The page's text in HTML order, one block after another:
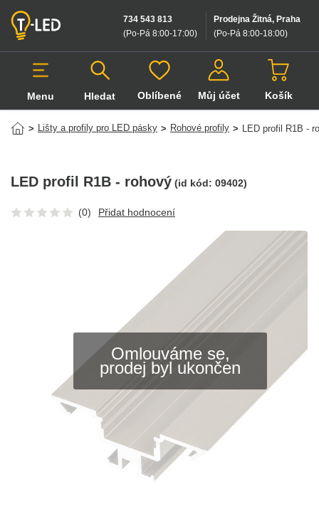
Prodejna Žitná, Praha
(Po-Pá 8:00-18:00)
734 543 813
(Po-Pá 8:00-17:00)
Menu Hledat
Hledat v produktech
Oblíbené Můj účet Košík
> Lišty a profily pro LED pásky > Rohové profily > LED profil R1B -
Omlouváme se,
prodej byl ukončen
LED profil R1B - rohový (id kód: 09402)
(0) Přidat hodnocení